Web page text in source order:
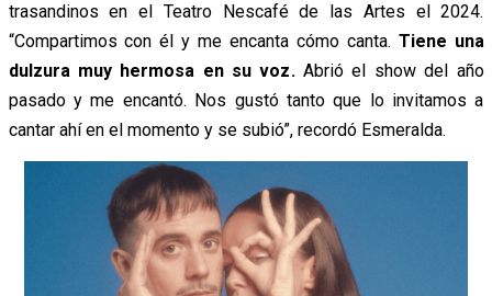
trasandinos en el Teatro Nescafé de las Artes el 2024.
“Compartimos con él y me encanta cómo canta. Tiene una
dulzura muy hermosa en su voz.Abrió el show del año
pasado y me encantó. Nos gustó tanto que lo invitamos a
cantar ahí en el momento y se subió”, recordó Esmeralda.